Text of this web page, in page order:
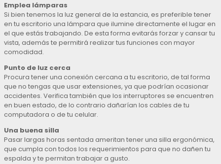
Emplea lámparas
Si bien tenemos la luz general de la estancia, es preferible tener
en tu escritorio una lámpara que ilumine directamente el lugar en
el que estás trabajando. De esta forma evitarás forzar y cansar tu
vista, además te permitirá realizar tus funciones con mayor
comodidad.
Punto de luz cerca
Procura tener una conexión cercana a tu escritorio, de tal forma
que no tengas que usar extensiones, ya que podrían ocasionar
accidentes. Verifica también que los interruptores se encuentren
en buen estado, de lo contrario dañarían los cables de tu
computadora o de tu celular.
Una buena silla
Pasar largas horas sentada ameritan tener una silla ergonómica,
que cumpla con todos los requerimientos para que no dañen tu
espalda y te permitan trabajar a gusto.